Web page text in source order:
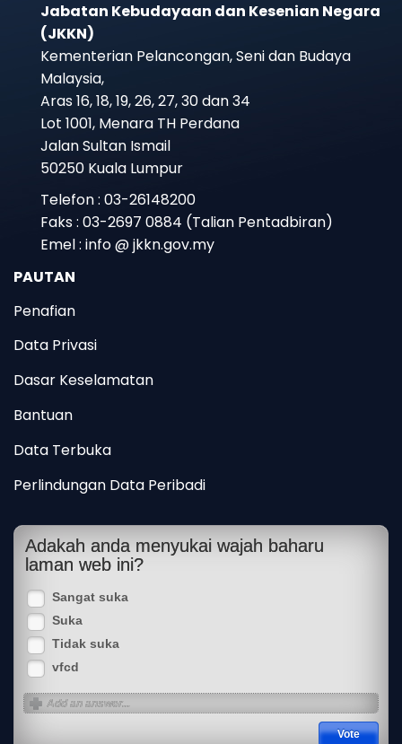
Jabatan Kebudayaan dan Kesenian Negara
(JKKN)
Kementerian Pelancongan, Seni dan Budaya
Malaysia,
Aras 16, 18, 19, 26, 27, 30 dan 34
Lot 1001, Menara TH Perdana
Jalan Sultan Ismail
50250 Kuala Lumpur
Telefon : 03-26148200
Faks : 03-2697 0884 (Talian Pentadbiran)
Emel : info @ jkkn.gov.my
PAUTAN
Penafian
Data Privasi
Dasar Keselamatan
Bantuan
Data Terbuka
Perlindungan Data Peribadi
Adakah anda menyukai wajah baharu
laman web ini?
Sangat suka
Suka
Tidak suka
vfcd